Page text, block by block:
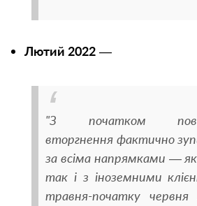
Лютий 2022 —
"З початком
вторгнення фактично
за всіма напрямками — як
так і з іноземними
травня-початку